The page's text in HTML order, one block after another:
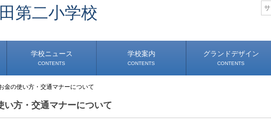
第二小学校
学校ニュース
CONTENTS
学校から
安心・安全
1年生
2年生
3年生
4年生
5年生
6年生
事務・保健室から
児童会・部活から
研修
小中連携事業
その他
学校案内
CONTENTS
グランドデザイン
CONTENTS
の使い方・交通マナーについて
方・交通マナーについて